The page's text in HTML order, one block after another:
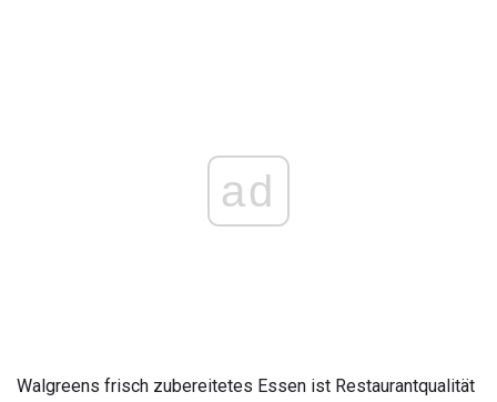
ad
Walgreens frisch zubereitetes Essen ist Restaurantqualität